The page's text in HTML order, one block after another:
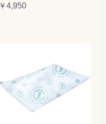
￥4,950